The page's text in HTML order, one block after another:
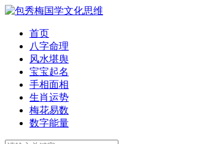
首页
八字命理
风水堪舆
宝宝起名
手相面相
生肖运势
梅花易数
数字能量